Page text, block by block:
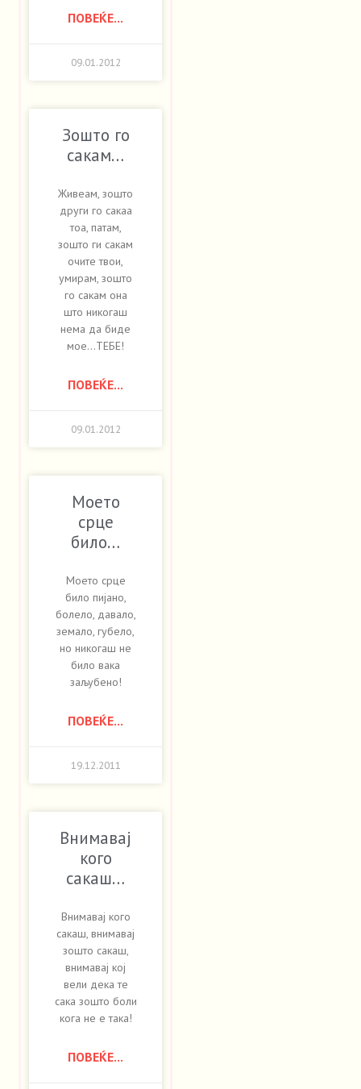
ПОВЕЌЕ...
09.01.2012
Зошто го
сакам…
Живеам, зошто
други го сакаа
тоа, патам,
зошто ги сакам
очите твои,
умирам, зошто
го сакам она
што никогаш
нема да биде
мое…ТЕБЕ!
ПОВЕЌЕ...
09.01.2012
Моето
срце
било…
Моето срце
било пијано,
болело, давало,
земало, губело,
но никогаш не
било вака
заљубено!
ПОВЕЌЕ...
19.12.2011
Внимавај
кого
сакаш…
Внимавај кого
сакаш, внимавај
зошто сакаш,
внимавај кој
вели дека те
сака зошто боли
кога не е така!
ПОВЕЌЕ...